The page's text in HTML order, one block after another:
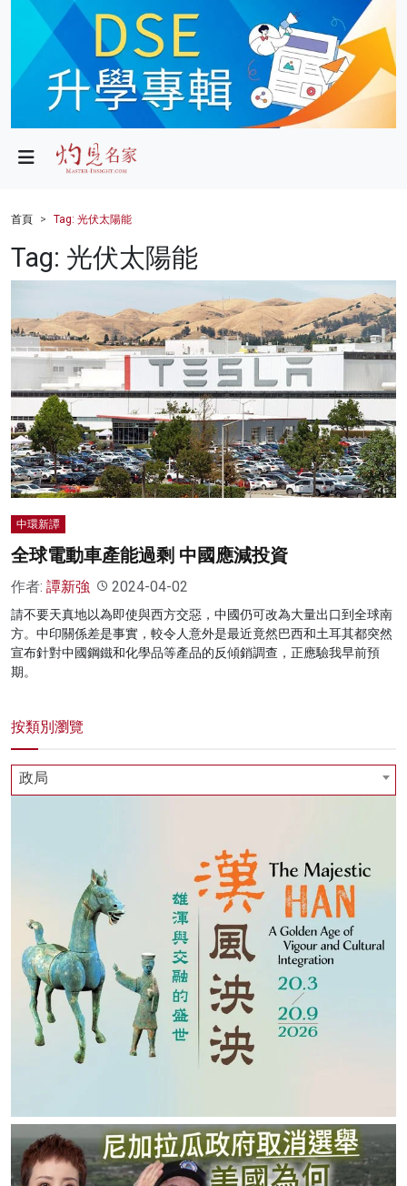
政局
財經
健康
商業
科技
影片
名家榜
灼見活動
首頁 Tag: 光伏太陽能
Tag: 光伏太陽能
中環新譚
全球電動車產能過剩 中國應減投資
作者: 譚新強 2024-04-02
請不要天真地以為即使與西方交惡，中國仍可改為大量出口到全球南
方。中印關係差是事實，較令人意外是最近竟然巴西和土耳其都突然
宣布針對中國鋼鐵和化學品等產品的反傾銷調查，正應驗我早前預
期。
按類別瀏覽
政局